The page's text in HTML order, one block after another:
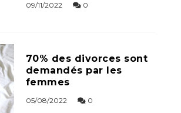
09/11/2022 0
70% des divorces sont
demandés par les
femmes
05/08/2022 0